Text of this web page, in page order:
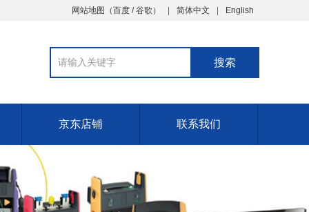
网站地图（百度 /谷歌 ） 简体中文 English
京东店铺 联系我们